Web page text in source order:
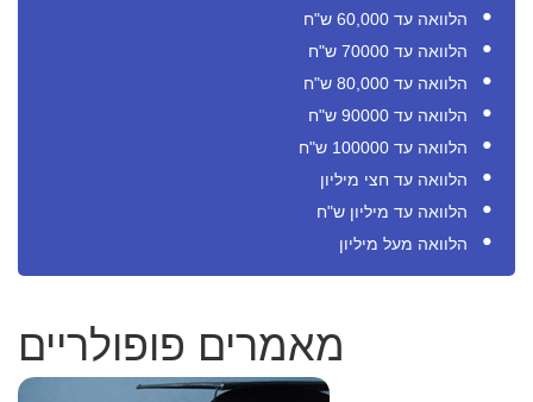
הלוואה עד 60,000 ש"ח
הלוואה עד 70000 ש"ח
הלוואה עד 80,000 ש"ח
הלוואה עד 90000 ש"ח
הלוואה עד 100000 ש"ח
הלוואה עד חצי מיליון
הלוואה עד מיליון ש"ח
הלוואה מעל מיליון
מאמרים פופולריים